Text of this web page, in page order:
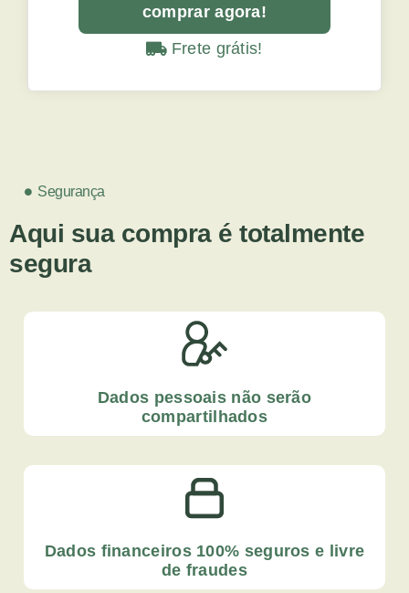
comprar agora!
Frete grátis!
Segurança
Aqui sua compra é totalmente
segura
Dados pessoais não serão
compartilhados
Dados financeiros 100% seguros e livre
de fraudes